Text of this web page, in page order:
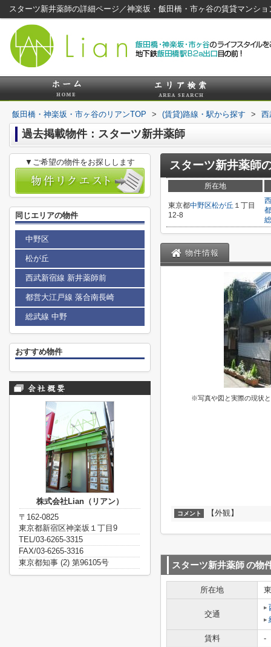
スターツ新井薬師の詳細ページ／神楽坂・飯田橋・市ヶ谷の賃貸マンショ
飯田橋・神楽坂・市ヶ谷のリアンTOP > (賃貸)路線・駅から探す > 西
過去掲載物件：スターツ新井薬師
スターツ新井薬師
所在地
東京都中野区松が丘 １丁目
12-8
物件情報
※写真や図と実際の現状
コメント 【外観】
スターツ新井薬師の物
所在地
交通
賃料
-
▼ご希望の物件をお探しします
同じエリアの物件
中野区
松が丘
西武新宿線 新井薬師前
都営大江戸線 落合南長崎
総武線 中野
おすすめ物件
株式会社Lian（リアン）
〒162-0825
東京都新宿区神楽坂１丁目9
TEL/03-6265-3315
FAX/03-6265-3316
東京都知事 (2) 第96105号